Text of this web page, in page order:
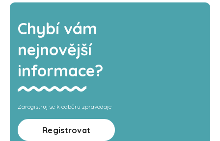
Chybí vám
nejnovější
informace?
Zaregistruj se k odběru zpravodaje
Registrovat